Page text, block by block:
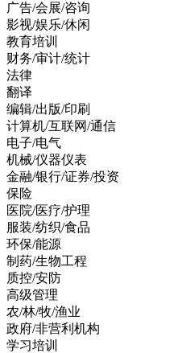
广告/会展/咨询
影视/娱乐/休闲
教育培训
财务/审计/统计
法律
翻译
编辑/出版/印刷
计算机/互联网/通信
电子/电气
机械/仪器仪表
金融/银行/证券/投资
保险
医院/医疗/护理
服装/纺织/食品
环保/能源
制药/生物工程
质控/安防
高级管理
农/林/牧/渔业
政府/非营利机构
学习培训